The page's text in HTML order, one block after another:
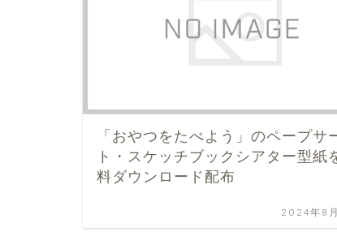
「おやつをたべよう」のペープサ
ト・スケッチブックシアター型紙
料ダウンロード配布
2024年8